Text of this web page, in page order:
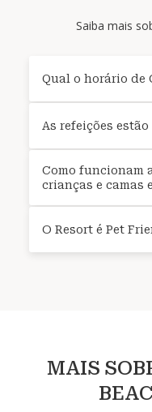
Saiba mais
Qual o horário de
As refeições
Como funcionam
crianças e camas
O Resort é Pet
MAIS